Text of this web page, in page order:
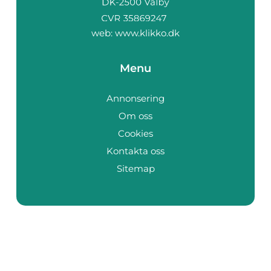
web: www.klikko.dk
Menu
Annonsering
Om oss
Cookies
Kontakta oss
Sitemap